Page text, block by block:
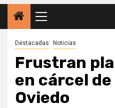
Menú
principal
Destacadas Noticias
Frustran
en cárcel
Oviedo